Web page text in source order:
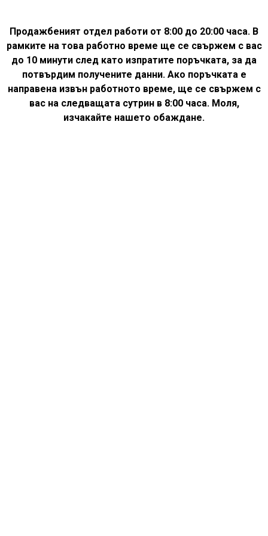
Продажбеният отдел работи от 8:00 до 20:00 часа. В
рамките на това работно време ще се свържем с вас
до 10 минути след като изпратите поръчката, за да
потвърдим получените данни. Ако поръчката е
направена извън работното време, ще се свържем с
вас на следващата сутрин в 8:00 часа. Моля,
изчакайте нашето обаждане.